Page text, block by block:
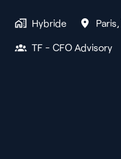
Hybride Paris
TF - CFO Advisory